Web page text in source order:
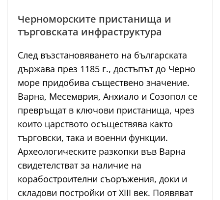
Черноморските пристанища и
търговската инфраструктура
След възстановяването на българската
държава през 1185 г., достъпът до Черно
море придобива съществено значение.
Варна, Месемврия, Анхиало и Созопол се
превръщат в ключови пристанища, чрез
които царството осъществява както
търговски, така и военни функции.
Археологическите разкопки във Варна
свидетелстват за наличие на
корабостроителни съоръжения, доки и
складови постройки от XIII век. Появяват